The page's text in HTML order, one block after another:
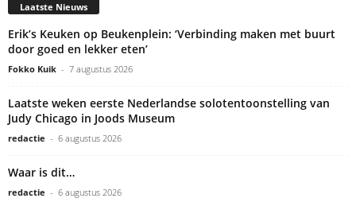
Laatste Nieuws
Erik’s Keuken op Beukenplein: ‘Verbinding maken met buurt
door goed en lekker eten’
Fokko Kuik - 7 augustus 2026
Laatste weken eerste Nederlandse solotentoonstelling van
Judy Chicago in Joods Museum
redactie - 6 augustus 2026
Waar is dit…
redactie - 6 augustus 2026